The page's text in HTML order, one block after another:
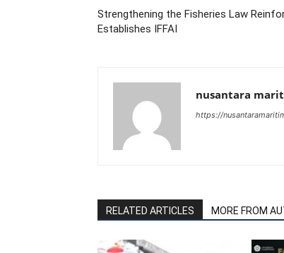
Strengthening the Fisheries Law
Establishes IFFAI
nusantara
https://
RELATED ARTICLES MORE FROM